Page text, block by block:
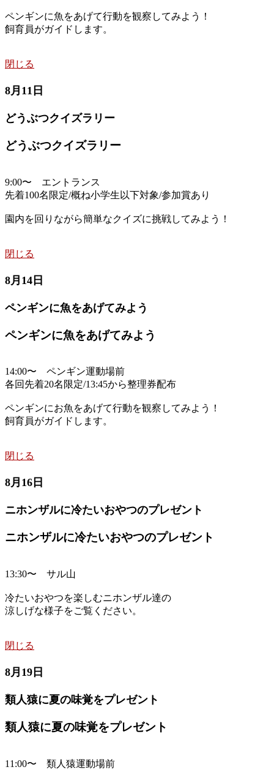
ペンギンに魚をあげて行動を観察してみよう！
飼育員がガイドします。
閉じる
8月11日
どうぶつクイズラリー
どうぶつクイズラリー
9:00〜 エントランス
先着100名限定/概ね小学生以下対象/参加賞あり
園内を回りながら簡単なクイズに挑戦してみよう！
閉じる
8月14日
ペンギンに魚をあげてみよう
ペンギンに魚をあげてみよう
14:00〜 ペンギン運動場前
各回先着20名限定/13:45から整理券配布
ペンギンにお魚をあげて行動を観察してみよう！
飼育員がガイドします。
閉じる
8月16日
ニホンザルに冷たいおやつのプレゼント
ニホンザルに冷たいおやつのプレゼント
13:30〜 サル山
冷たいおやつを楽しむニホンザル達の
涼しげな様子をご覧ください。
閉じる
8月19日
類人猿に夏の味覚をプレゼント
類人猿に夏の味覚をプレゼント
11:00〜 類人猿運動場前